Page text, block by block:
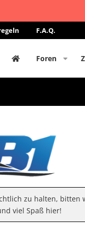
F.A.Q.
Foren
zu halten,
viel Spaß hier!